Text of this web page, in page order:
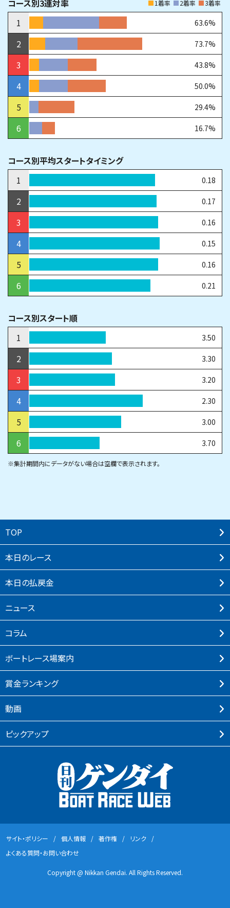
コース別3連対率 1着率 2着率 3着率
1 63.6%
2 73.7%
3 43.8%
4 50.0%
5 29.4%
6 16.7%
コース別平均スタートタイミング
1
0.18
2 0.17
3 0.16
4 0.15
5 0.16
6 0.21
コース別スタート順
1
3.50
2 3.30
3 3.20
4 2.30
5 3.00
6 3.70
※集計期間内にデータがない場合は空欄で表示されます。
TOP
本⽇のレース
本⽇の払戻⾦
ニュース
コラム
ボートレース場案内
賞⾦ランキング
動画
ピックアップ
サイト・ポリシー 個⼈情報 著作権
リンク
よくある質問・お問い合わせ
Copyright @ Nikkan Gendai. All Rights Reserved.